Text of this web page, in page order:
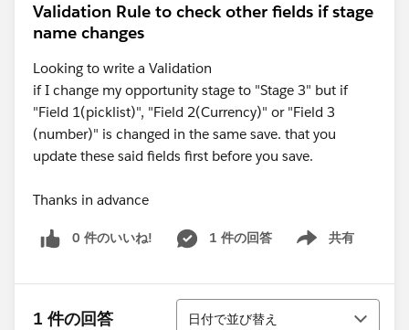
Validation Rule to check other fields if stage
name changes
Looking to write a Validation
if I change my opportunity stage to "Stage 3" but if
"Field 1(picklist)", "Field 2(Currency)" or "Field 3
(number)" is changed in the same save. that you
update these said fields first before you save.
Thanks in advance
0 件のいいね! 1 件の回答 共有
Show menu
1 件の回答
並び替え
日付で並び替え